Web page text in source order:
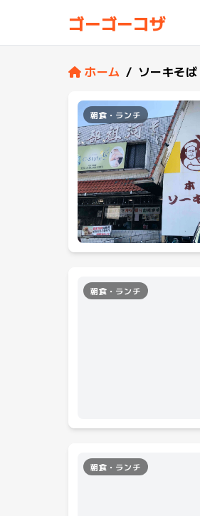
ゴーゴーコザ
ホーム / ソーキそば
朝食・ランチ
朝食・ランチ
朝食・ランチ